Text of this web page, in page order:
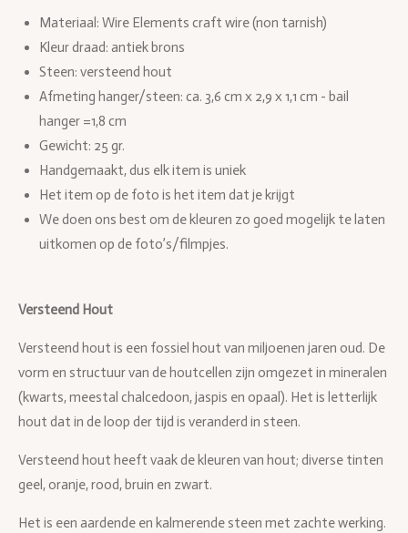
Materiaal: Wire Elements craft wire (non tarnish)
Kleur draad: antiek brons
Steen: versteend hout
Afmeting hanger/steen: ca. 3,6 cm x 2,9 x 1,1 cm - bail
hanger =1,8 cm
Gewicht: 25 gr.
Handgemaakt, dus elk item is uniek
Het item op de foto is het item dat je krijgt
We doen ons best om de kleuren zo goed mogelijk te laten
uitkomen op de foto’s/filmpjes.
Versteend Hout
Versteend hout is een fossiel hout van miljoenen jaren oud. De
vorm en structuur van de houtcellen zijn omgezet in mineralen
(kwarts, meestal chalcedoon, jaspis en opaal). Het is letterlijk
hout dat in de loop der tijd is veranderd in steen.
Versteend hout heeft vaak de kleuren van hout; diverse tinten
geel, oranje, rood, bruin en zwart.
Het is een aardende en kalmerende steen met zachte werking.